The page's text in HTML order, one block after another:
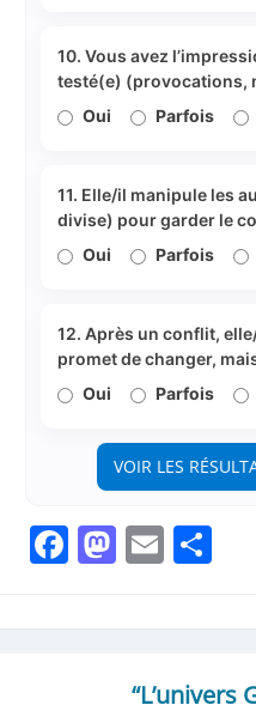
10. Vous avez
testé(e) (provocations,
Oui
Parfois
11. Elle/il manipule les
divise) pour garder le
Oui
Parfois
12. Après un conflit,
promet de changer,
Oui
Parfois
VOIR LES
Facebook
Email
“L’univers